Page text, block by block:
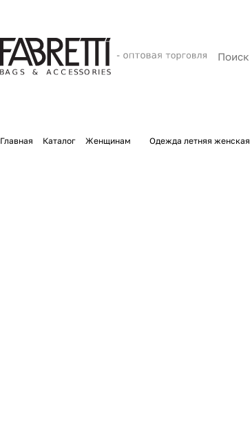
Главная Каталог Женщинам Одежда летняя женская